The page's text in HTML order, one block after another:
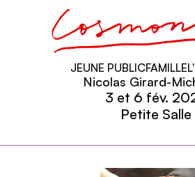
Cosmonaute
JEUNE PUBLICFAMILLE
Nicolas Girard-
3 et 6 fév.
Petite Salle